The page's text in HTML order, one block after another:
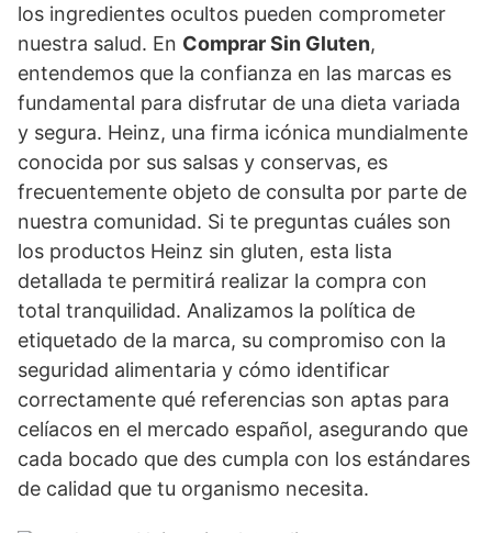
los ingredientes ocultos pueden comprometer
nuestra salud. En Comprar Sin Gluten,
entendemos que la confianza en las marcas es
fundamental para disfrutar de una dieta variada
y segura. Heinz, una firma icónica mundialmente
conocida por sus salsas y conservas, es
frecuentemente objeto de consulta por parte de
nuestra comunidad. Si te preguntas cuáles son
los productos Heinz sin gluten, esta lista
detallada te permitirá realizar la compra con
total tranquilidad. Analizamos la política de
etiquetado de la marca, su compromiso con la
seguridad alimentaria y cómo identificar
correctamente qué referencias son aptas para
celíacos en el mercado español, asegurando que
cada bocado que des cumpla con los estándares
de calidad que tu organismo necesita.